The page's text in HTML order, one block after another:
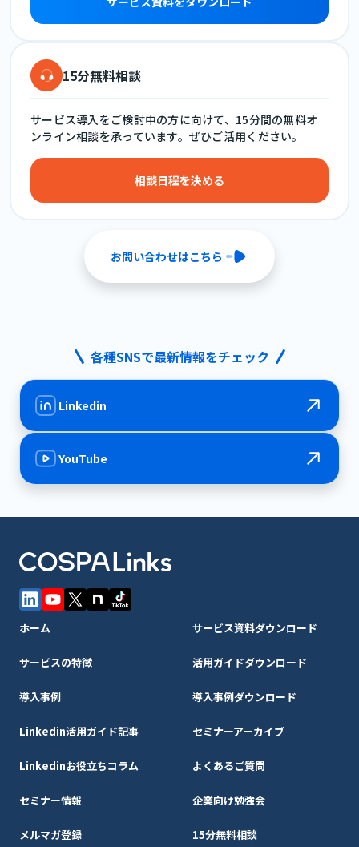
15分無料相談
サービス導入をご検討中の方に向けて、15分間の無料オ
ンライン相談を承っています。ぜひご活用ください。
相談日程を決める
お問い合わせはこちら
各種SNSで最新情報をチェック
Linkedin
YouTube
ホーム サービス資料ダウンロード
サービスの特徴 活用ガイドダウンロード
導入事例 導入事例ダウンロード
Linkedin活用ガイド記事 セミナーアーカイブ
Linkedinお役立ちコラム よくあるご質問
セミナー情報 企業向け勉強会
メルマガ登録 15分無料相談